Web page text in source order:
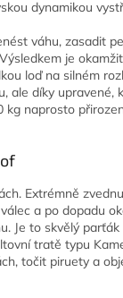
dynamikou
váhu, zasadit
je
loď na silném
ale díky upravené,
naprosto
Extrémně
a po dopadu
Je to skvělý parťák
tratě typu
točit piruety a